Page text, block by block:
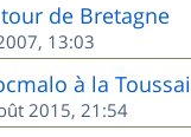
de Bretagne
13:03
à la
2015, 21:54